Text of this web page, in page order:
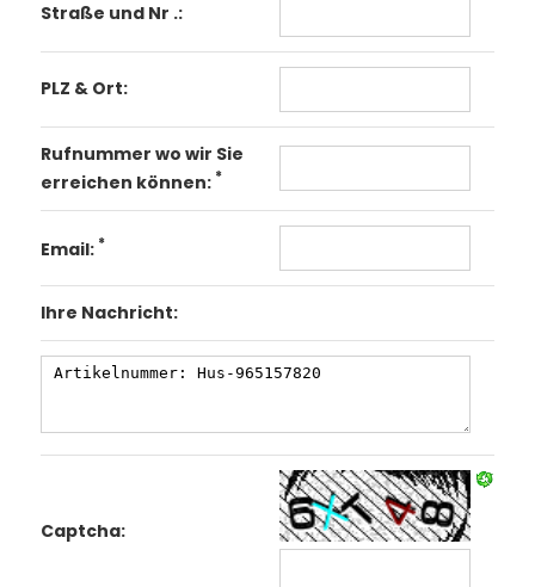
Straße und Nr .:
PLZ & Ort:
Rufnummer wo wir Sie
erreichen können: *
Email: *
Ihre Nachricht:
Captcha: